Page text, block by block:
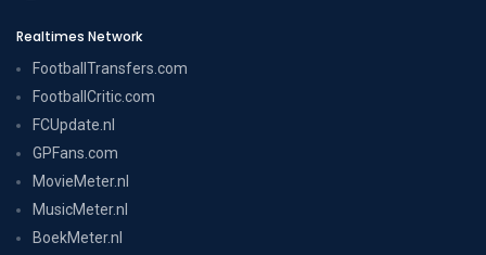
Realtimes Network
FootballTransfers.com
FootballCritic.com
FCUpdate.nl
GPFans.com
MovieMeter.nl
MusicMeter.nl
BoekMeter.nl